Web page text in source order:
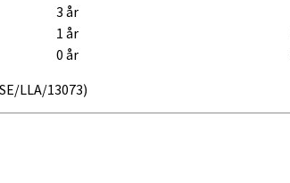
3 år
1 år
0 år
LLA/13073)